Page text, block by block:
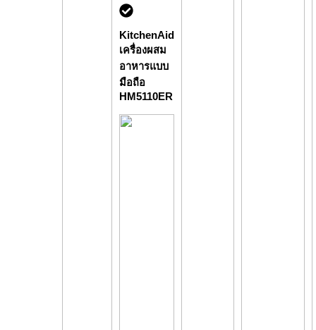
KitchenAid
เครื่องผสม
อาหารแบบ
มือถือ
HM5110ER